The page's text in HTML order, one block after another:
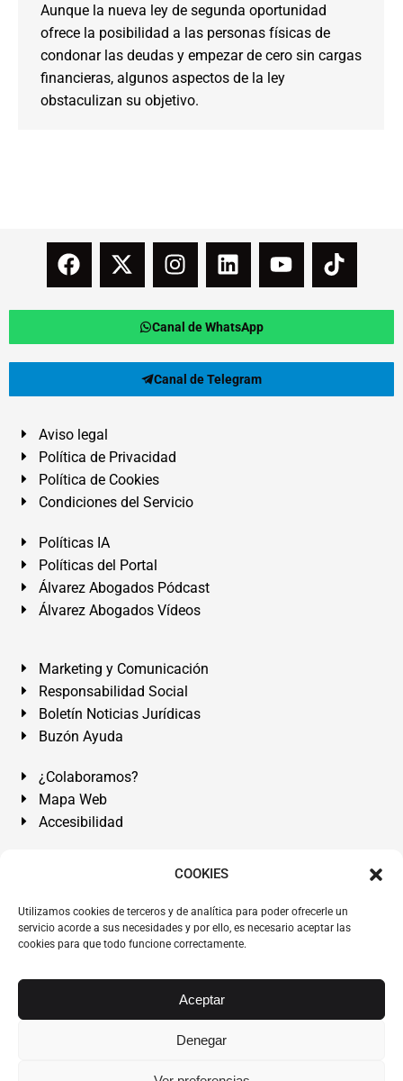
COOKIES
Utilizamos cookies de terceros y de analítica para poder ofrecerle un
servicio acorde a sus necesidades y por ello, es necesario aceptar las
cookies para que todo funcione correctamente.
Aceptar
Denegar
Aunque la nueva ley de segunda oportunidad
ofrece la posibilidad a las personas físicas de
condonar las deudas y empezar de cero sin cargas
financieras, algunos aspectos de la ley
obstaculizan su objetivo.
Canal de WhatsApp
Canal de Telegram
Aviso legal
Política de Privacidad
Política de Cookies
Condiciones del Servicio
Políticas IA
Políticas del Portal
Álvarez Abogados Pódcast
Álvarez Abogados Vídeos
Marketing y Comunicación
Responsabilidad Social
Boletín Noticias Jurídicas
Buzón Ayuda
¿Colaboramos?
Mapa Web
Accesibilidad
Álvarez Abogados Tenerife:Calle Teobaldo Power Nº 7,
de Tenerife. Islas Canarias.
Somos Abogados especialistas del Derecho desde 1954.
Tenerife Sur Mejores Abogados Tenerife
Abogados colegiados y ejercientes del ICATF.